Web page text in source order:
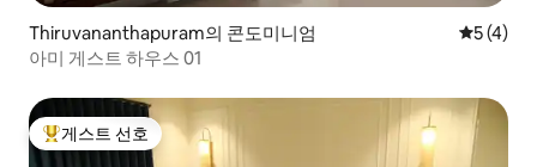
Thiruvananthapuram의 콘도미니엄 평점 5점
5 (4)
아미 게스트 하우스 01
상위 게스트 선호
게스트 선호